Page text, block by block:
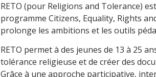
RETO (pour Religions and Tolerance)
programme Citizens, Equality, Rights
prolonge les ambitions et les outils
RETO permet à des jeunes de 13 à 25
tolérance religieuse et de créer des
Grâce à une approche participative,